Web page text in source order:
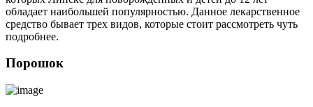
обладает наибольшей популярностью. Данное лекарственное
средство бывает трех видов, которые стоит рассмотреть чуть
подробнее.
Порошок